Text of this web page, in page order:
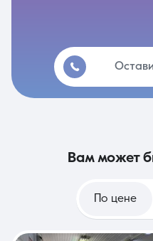
вам может
По цене